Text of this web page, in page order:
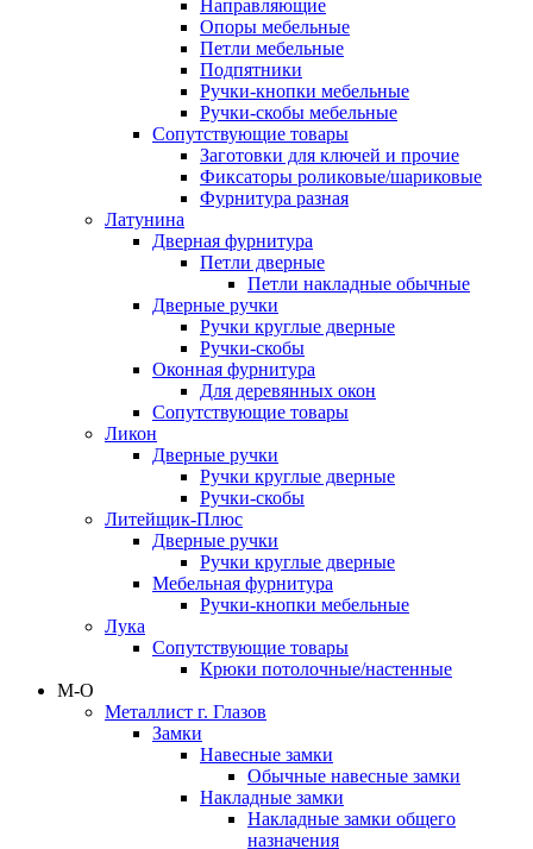
Направляющие
Опоры мебельные
Петли мебельные
Подпятники
Ручки-кнопки мебельные
Ручки-скобы мебельные
Сопутствующие товары
Заготовки для ключей и прочие
Фиксаторы роликовые/шариковые
Фурнитура разная
Латунина
Дверная фурнитура
Петли дверные
Петли накладные обычные
Дверные ручки
Ручки круглые дверные
Ручки-скобы
Оконная фурнитура
Для деревянных окон
Сопутствующие товары
Ликон
Дверные ручки
Ручки круглые дверные
Ручки-скобы
Литейщик-Плюс
Дверные ручки
Ручки круглые дверные
Мебельная фурнитура
Ручки-кнопки мебельные
Лука
Сопутствующие товары
Крюки потолочные/настенные
М-О
Металлист г. Глазов
Замки
Навесные замки
Обычные навесные замки
Накладные замки
Накладные замки общего
назначения